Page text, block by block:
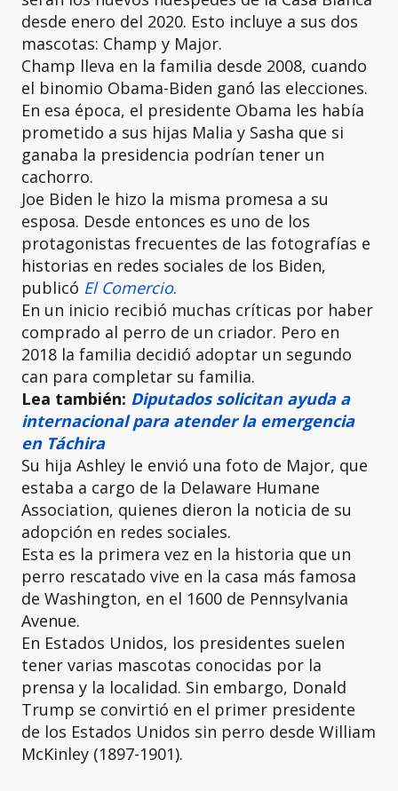
desde enero del 2020. Esto incluye a sus dos
mascotas: Champ y Major.
Champ lleva en la familia desde 2008, cuando
el binomio Obama-Biden ganó las elecciones.
En esa época, el presidente Obama les había
prometido a sus hijas Malia y Sasha que si
ganaba la presidencia podrían tener un
cachorro.
Joe Biden le hizo la misma promesa a su
esposa. Desde entonces es uno de los
protagonistas frecuentes de las fotografías e
historias en redes sociales de los Biden,
publicó El Comercio.
En un inicio recibió muchas críticas por haber
comprado al perro de un criador. Pero en
2018 la familia decidió adoptar un segundo
can para completar su familia.
Lea también: Diputados solicitan ayuda a
internacional para atender la emergencia
en Táchira
Su hija Ashley le envió una foto de Major, que
estaba a cargo de la Delaware Humane
Association, quienes dieron la noticia de su
adopción en redes sociales.
Esta es la primera vez en la historia que un
perro rescatado vive en la casa más famosa
de Washington, en el 1600 de Pennsylvania
Avenue.
En Estados Unidos, los presidentes suelen
tener varias mascotas conocidas por la
prensa y la localidad. Sin embargo, Donald
Trump se convirtió en el primer presidente
de los Estados Unidos sin perro desde William
McKinley (1897-1901).